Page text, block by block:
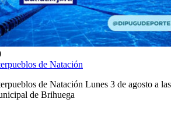
de Natación
de Natación Lunes 3 de agosto a las
de Brihuega